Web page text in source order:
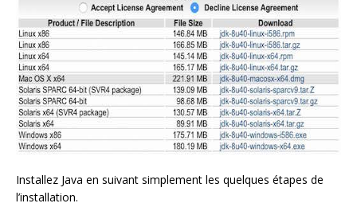
Installez Java en suivant simplement les quelques étapes de
l’installation.